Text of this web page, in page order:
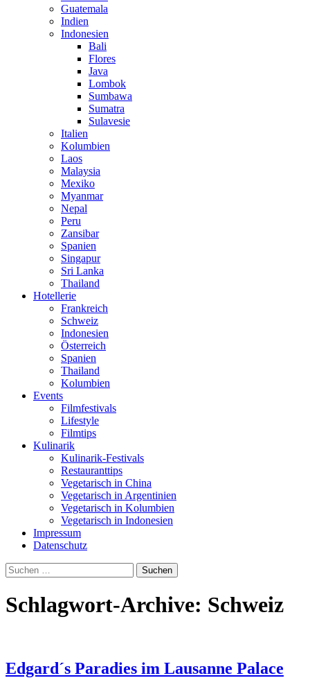
Guatemala
Indien
Indonesien
Bali
Flores
Java
Lombok
Sumbawa
Sumatra
Sulavesie
Italien
Kolumbien
Laos
Malaysia
Mexiko
Myanmar
Nepal
Peru
Zansibar
Spanien
Singapur
Sri Lanka
Thailand
Hotellerie
Frankreich
Schweiz
Indonesien
Österreich
Spanien
Thailand
Kolumbien
Events
Filmfestivals
Lifestyle
Filmtips
Kulinarik
Kulinarik-Festivals
Restauranttips
Vegetarisch in China
Vegetarisch in Argentinien
Vegetarisch in Kolumbien
Vegetarisch in Indonesien
Impressum
Datenschutz
Suchen
nach:
Schlagwort-Archive: Schweiz
Edgard´s Paradies im Lausanne Palace